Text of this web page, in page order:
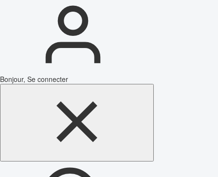
Bonjour, Se connecter